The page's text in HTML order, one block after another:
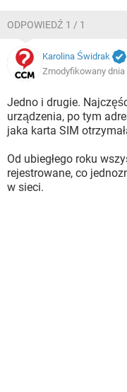
ODPOWIEDŹ 1 / 1
Karolina Świdrak
Zmodyfikowany dnia
Jedno i drugie.
urządzenia, po tym
jaka karta SIM
Od ubiegłego roku
rejestrowane, co
w sieci.